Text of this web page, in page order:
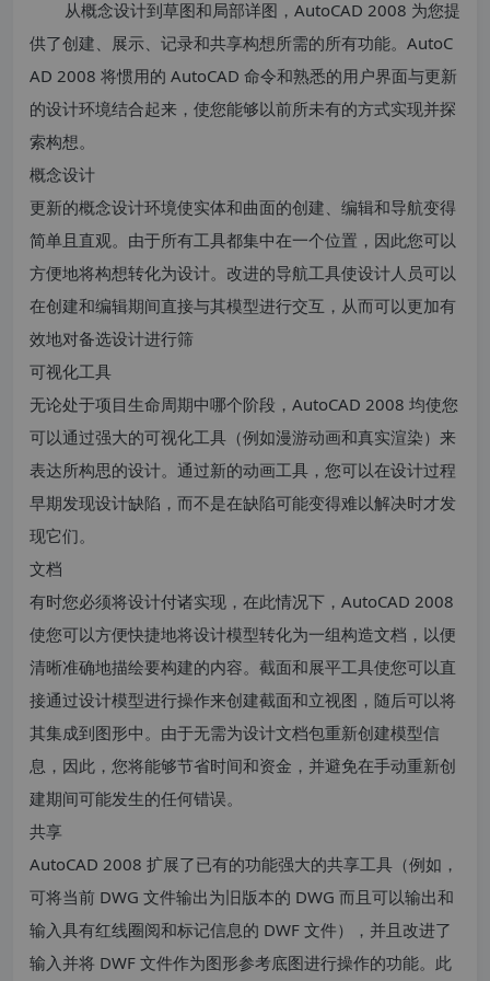
从概念设计到草图和局部详图，AutoCAD 2008 为您提
供了创建、展示、记录和共享构想所需的所有功能。AutoC
AD 2008 将惯用的 AutoCAD 命令和熟悉的用户界面与更新
的设计环境结合起来，使您能够以前所未有的方式实现并探
索构想。
概念设计
更新的概念设计环境使实体和曲面的创建、编辑和导航变得
简单且直观。由于所有工具都集中在一个位置，因此您可以
方便地将构想转化为设计。改进的导航工具使设计人员可以
在创建和编辑期间直接与其模型进行交互，从而可以更加有
效地对备选设计进行筛
可视化工具
无论处于项目生命周期中哪个阶段，AutoCAD 2008 均使您
可以通过强大的可视化工具（例如漫游动画和真实渲染）来
表达所构思的设计。通过新的动画工具，您可以在设计过程
早期发现设计缺陷，而不是在缺陷可能变得难以解决时才发
现它们。
文档
有时您必须将设计付诸实现，在此情况下，AutoCAD 2008
使您可以方便快捷地将设计模型转化为一组构造文档，以便
清晰准确地描绘要构建的内容。截面和展平工具使您可以直
接通过设计模型进行操作来创建截面和立视图，随后可以将
其集成到图形中。由于无需为设计文档包重新创建模型信
息，因此，您将能够节省时间和资金，并避免在手动重新创
建期间可能发生的任何错误。
共享
AutoCAD 2008 扩展了已有的功能强大的共享工具（例如，
可将当前 DWG 文件输出为旧版本的 DWG 而且可以输出和
输入具有红线圈阅和标记信息的 DWF 文件），并且改进了
输入并将 DWF 文件作为图形参考底图进行操作的功能。此